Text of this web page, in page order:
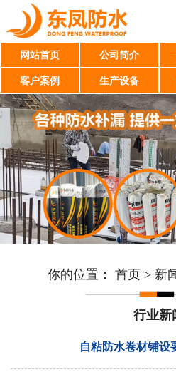
网站首页 公司简介
客户案例 生产设备
你的位置： 首页 > 新
行业新
自粘防水卷材铺设